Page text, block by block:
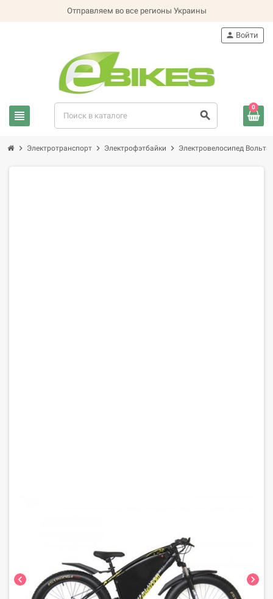
Отправляем во все регионы Украины
view_headline search
person Войти
0
chevron_right Электротранспорт chevron_right Электрофэтбайки chevron_right Электровелосипед
chevron_left chevron_right